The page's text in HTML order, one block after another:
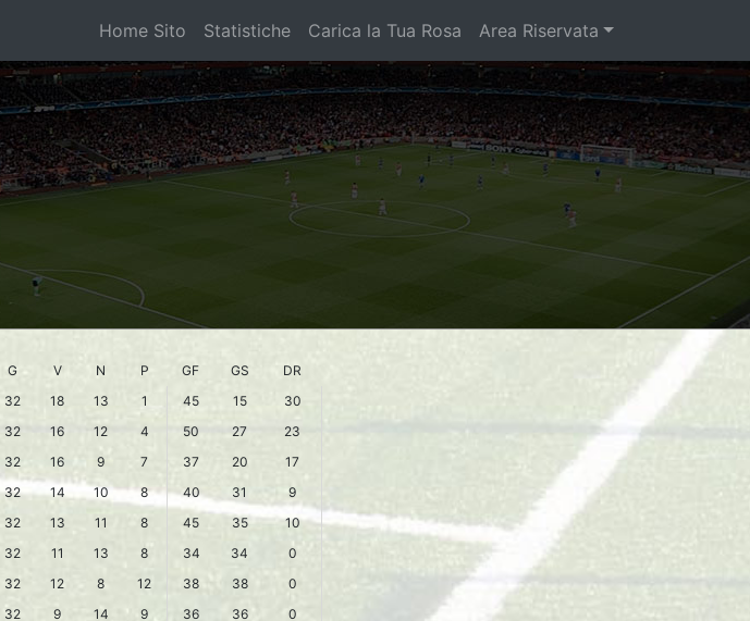
Home Sito Statistiche Carica la Tua Rosa Area Riservata
G V N P GF GS
DR
32 18 13 1 45 15
30
32 16 12 4 50 27
23
32 16 9 7 37 20
17
32 14 10 8 40 31
9
32 13 11 8 45 35
10
32 11 13 8 34 34
0
32 12 8 12 38 38
0
32 9 14 9 36 36
0